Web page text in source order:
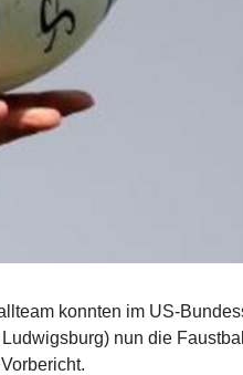
konnten im US-
nun die